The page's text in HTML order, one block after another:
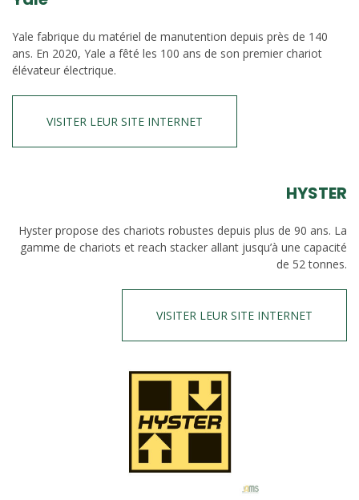
Yale fabrique du matériel de manutention depuis près de 140
ans. En 2020, Yale a fêté les 100 ans de son premier chariot
élévateur électrique.
VISITER LEUR SITE INTERNET
HYSTER
Hyster propose des chariots robustes depuis plus de 90 ans. La
gamme de chariots et reach stacker allant jusqu’à une capacité
de 52 tonnes.
VISITER LEUR SITE INTERNET